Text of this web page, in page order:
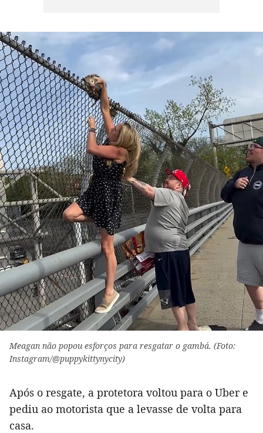
Meagan não popou esforços para resgatar o gambá. (Foto:
Instagram/@puppykittynycity)
Após o resgate, a protetora voltou para o Uber e
pediu ao motorista que a levasse de volta para
casa.